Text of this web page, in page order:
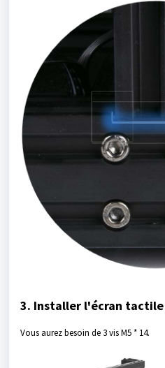
3. Installer l'écran tactile
Vous aurez besoin de 3 vis M5 * 14.